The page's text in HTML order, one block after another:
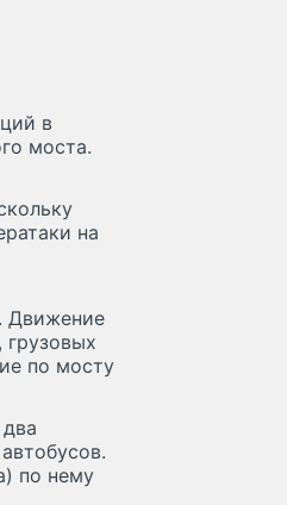
в
моста.
на
Движение
по мосту
по нему